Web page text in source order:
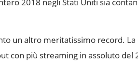
un altro meritatissimo record.
con più streaming in assoluto del